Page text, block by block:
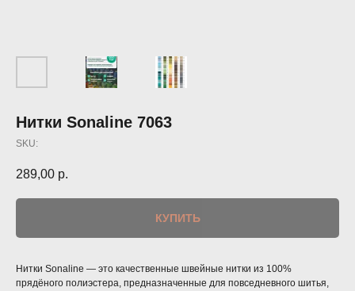
Нитки Sonaline 7063
SKU:
289,00 р.
КУПИТЬ
Нитки Sonaline — это качественные швейные нитки из 100%
прядёного полиэстера, предназначенные для повседневного шитья,